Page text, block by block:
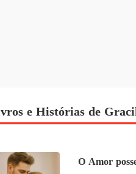
e Histórias de
O Amor